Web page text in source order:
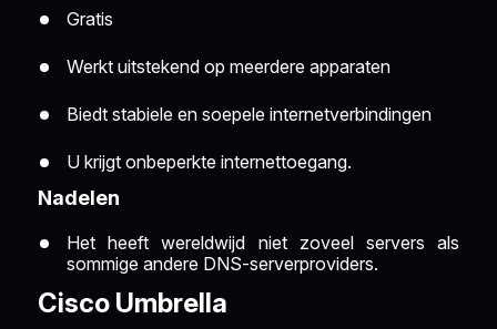
Gratis
Werkt uitstekend op meerdere apparaten
Biedt stabiele en soepele internetverbindingen
U krijgt onbeperkte internettoegang.
Nadelen
Het heeft wereldwijd niet zoveel servers als
sommige andere DNS-serverproviders.
Cisco Umbrella